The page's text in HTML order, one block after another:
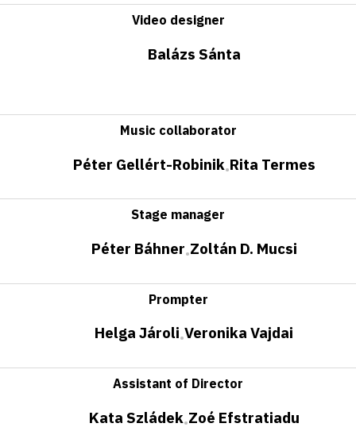
Video designer
Balázs Sánta
Music collaborator
Péter Gellért-Robinik•Rita Termes
Stage manager
Péter Báhner•Zoltán D. Mucsi
Prompter
Helga Jároli•Veronika Vajdai
Assistant of Director
Kata Szládek•Zoé Efstratiadu